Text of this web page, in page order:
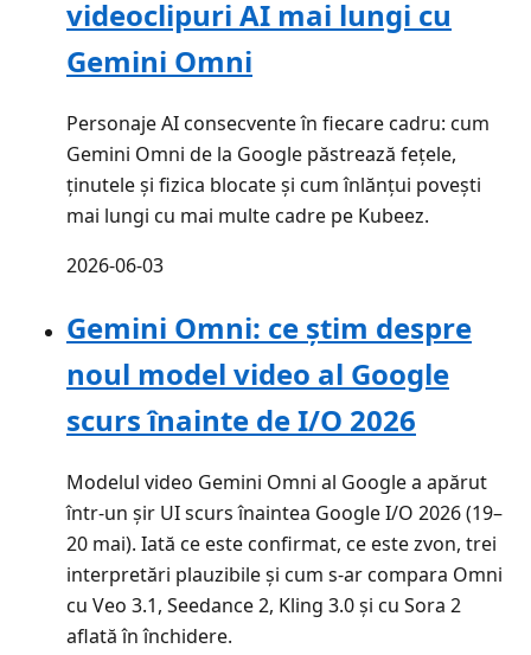
videoclipuri AI mai lungi cu
Gemini Omni
Personaje AI consecvente în fiecare cadru: cum
Gemini Omni de la Google păstrează fețele,
ținutele și fizica blocate și cum înlănțui povești
mai lungi cu mai multe cadre pe Kubeez.
2026-06-03
Gemini Omni: ce știm despre
noul model video al Google
scurs înainte de I/O 2026
Modelul video Gemini Omni al Google a apărut
într-un șir UI scurs înaintea Google I/O 2026 (19–
20 mai). Iată ce este confirmat, ce este zvon, trei
interpretări plauzibile și cum s-ar compara Omni
cu Veo 3.1, Seedance 2, Kling 3.0 și cu Sora 2
aflată în închidere.